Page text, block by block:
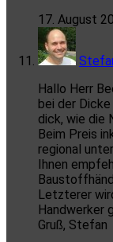
17. August
Hallo Herr
bei der
dick, wie die
Beim Preis
regional
Ihnen
Letzterer
Handwerker
Gruß, Stefan